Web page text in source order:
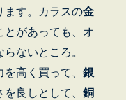
す。カラスの金
とがあっても、オ
ないところ。
高く買って、銀
を良しとして、銅